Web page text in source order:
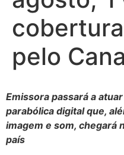
pelo
Emissora passará a
parabólica digital que,
imagem e som, chegará
país